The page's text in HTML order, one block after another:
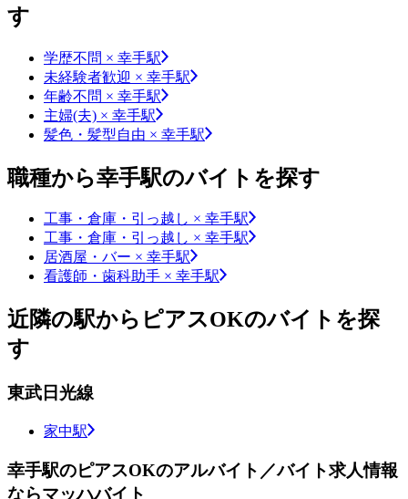
す
学歴不問 × 幸手駅
未経験者歓迎 × 幸手駅
年齢不問 × 幸手駅
主婦(夫) × 幸手駅
髪色・髪型自由 × 幸手駅
職種から幸手駅のバイトを探す
工事・倉庫・引っ越し × 幸手駅
工事・倉庫・引っ越し × 幸手駅
居酒屋・バー × 幸手駅
看護師・歯科助手 × 幸手駅
近隣の駅からピアスOKのバイトを探
す
東武日光線
家中駅
幸手駅のピアスOKのアルバイト／バイト求人情報
ならマッハバイト